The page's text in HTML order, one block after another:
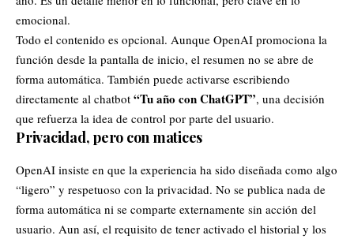
emocional.
Todo el contenido es opcional. Aunque OpenAI promociona la
función desde la pantalla de inicio, el resumen no se abre de
forma automática. También puede activarse escribiendo
directamente al chatbot “Tu año con ChatGPT”, una decisión
que refuerza la idea de control por parte del usuario.
Privacidad, pero con matices
OpenAI insiste en que la experiencia ha sido diseñada como algo
“ligero” y respetuoso con la privacidad. No se publica nada de
forma automática ni se comparte externamente sin acción del
usuario. Aun así, el requisito de tener activado el historial y los